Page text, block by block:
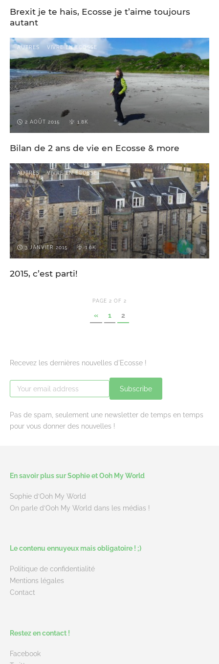
Brexit je te hais, Ecosse je t’aime toujours
autant
AUTRES VIVRE EN ECOSSE
2 AOÛT 2015 1.8K
Bilan de 2 ans de vie en Ecosse & more
AUTRES VIVRE EN ECOSSE
3 JANVIER 2015 1.6K
2015, c’est parti!
PAGE 2 OF 2
« 1 2
Recevez les dernières nouvelles d'Ecosse !
Subscribe
Pas de spam, seulement une newsletter de temps en temps
pour vous donner des nouvelles !
En savoir plus sur Sophie et Ooh My World
Sophie d’Ooh My World
On parle d’Ooh My World dans les médias !
Le contenu ennuyeux mais obligatoire ! ;)
Politique de confidentialité
Mentions légales
Contact
Restez en contact !
Facebook